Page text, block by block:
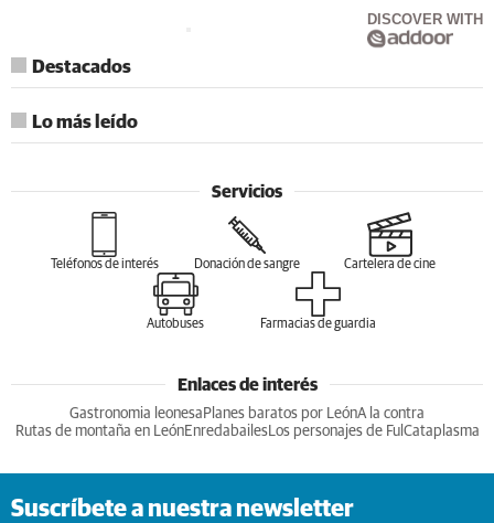
DISCOVER WITH
Destacados
Lo más leído
Servicios
Teléfonos de interés Donación de sangre Cartelera de cine
Autobuses Farmacias de guardia
Enlaces de interés
Gastronomia leonesa Planes baratos por LeónA la contra
Rutas de montaña en LeónEnredabailesLos personajes de Ful Cataplasma
Suscríbete a nuestra newsletter